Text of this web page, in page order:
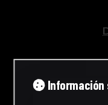
Información